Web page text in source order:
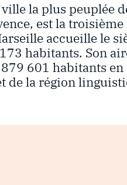
la plus peuplée
est la
accueille le
habitants. Son
601 habitants
de la région